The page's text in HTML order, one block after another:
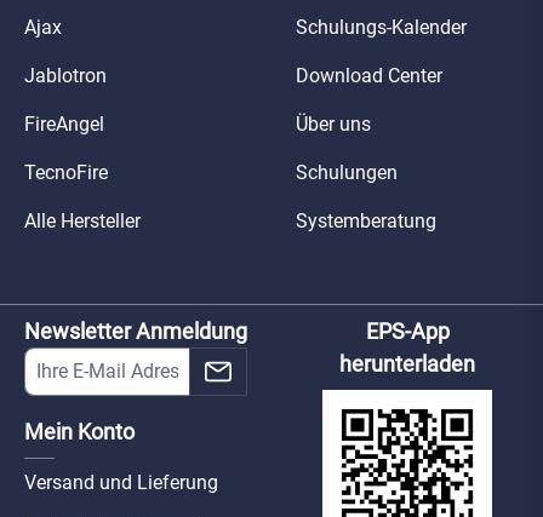
Ajax
Jablotron
FireAngel
TecnoFire
Alle Hersteller
Schulungs-Kalender
Download Center
Über uns
Schulungen
Systemberatung
Newsletter Anmeldung
Mein Konto
Versand und Lieferung
EPS-App
herunterladen